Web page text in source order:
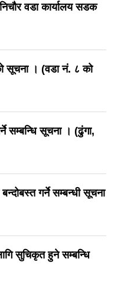
वडा कार्यालय सडक
सूचना । (वडा नं. ८ को
सम्बन्धि सूचना । (ढुंगा,
गर्ने सम्बन्धी सूचना
सुचिकृत हुने सम्बन्धि